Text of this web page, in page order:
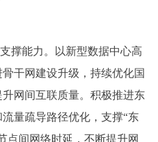
能力。以新型数据中心高
干网建设升级，持续优化国
网间互联质量。积极推进东
量疏导路径优化，支撑“东
点间网络时延，不断提升网